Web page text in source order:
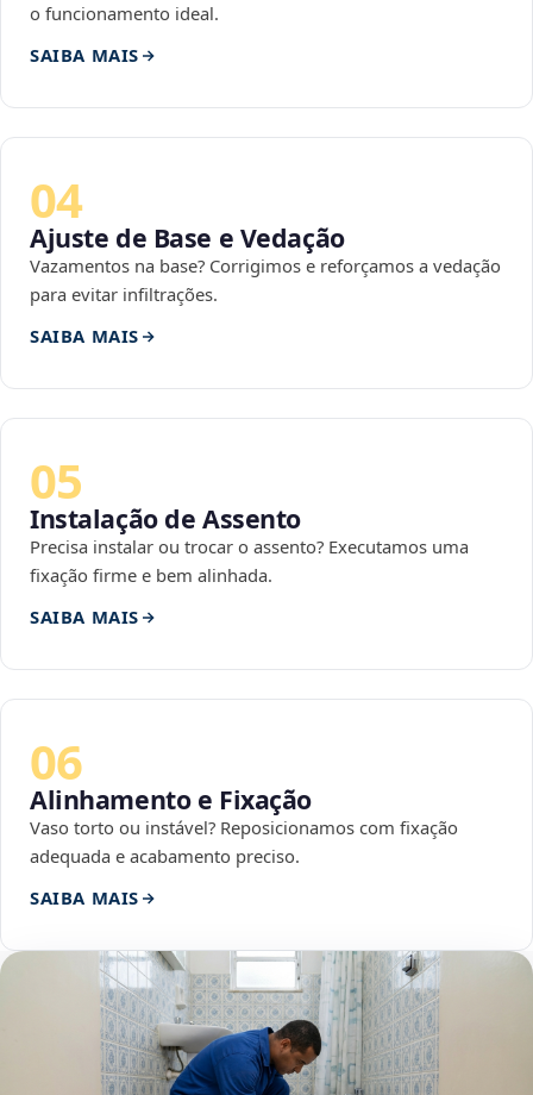
o funcionamento ideal.
SAIBA MAIS
04
Ajuste de Base e Vedação
Vazamentos na base? Corrigimos e reforçamos a vedação
para evitar infiltrações.
SAIBA MAIS
05
Instalação de Assento
Precisa instalar ou trocar o assento? Executamos uma
fixação firme e bem alinhada.
SAIBA MAIS
06
Alinhamento e Fixação
Vaso torto ou instável? Reposicionamos com fixação
adequada e acabamento preciso.
SAIBA MAIS